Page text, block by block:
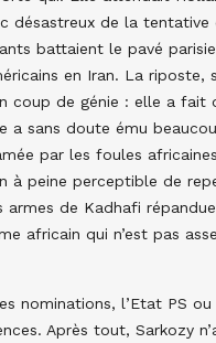
désastreux de la
battaient le pavé
en Iran. La riposte,
coup de génie : elle a fait
a sans doute ému
par les foules
à peine perceptible de
de Kadhafi
africain qui n’est pas
nominations, l’Etat PS
Après tout, Sarkozy